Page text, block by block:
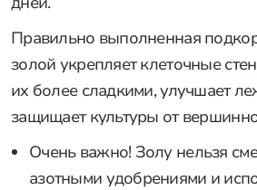
Правильно выполненная
золой укрепляет клеточные
их более сладкими, улучшает
защищает культуры от
Очень важно! Золу нельзя
азотными удобрениями и